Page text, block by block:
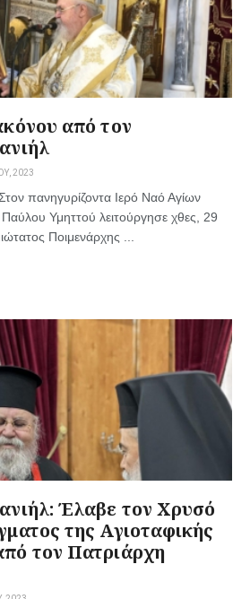
από τον
2023
πανηγυρίζοντα Ιερό Ναό Αγίων
Υμηττού λειτούργησε χθες, 29
Ποιμενάρχης ...
Έλαβε τον Χρυσό
της Αγιοταφικής
τον Πατριάρχη